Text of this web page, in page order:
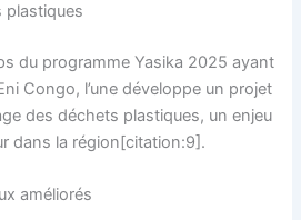
plastiques
du programme Yasika 2025 ayant
Congo, l’une développe un projet
des déchets plastiques, un enjeu
dans la région[citation:9].
améliorés